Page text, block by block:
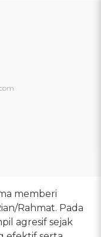
memberi
Rahmat. Pada
agresif sejak